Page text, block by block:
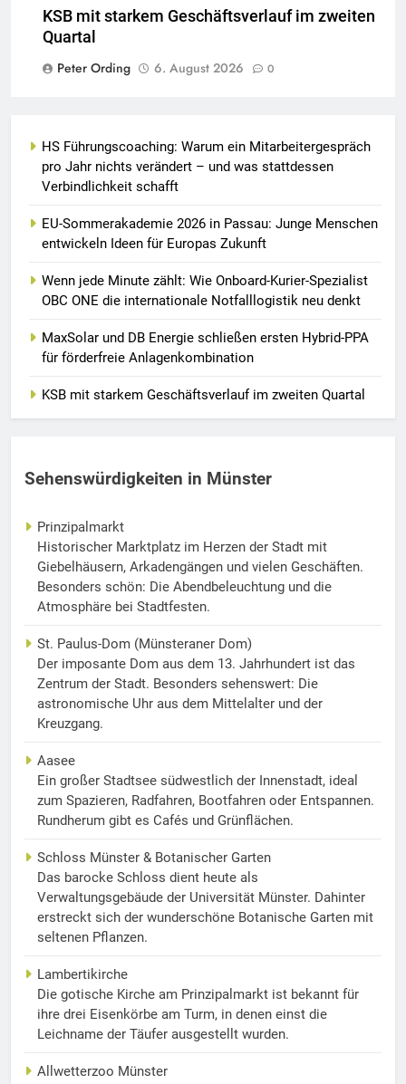
KSB mit starkem Geschäftsverlauf im zweiten
Quartal
Peter Ording
6. August 2026 0
HS Führungscoaching: Warum ein Mitarbeitergespräch
pro Jahr nichts verändert – und was stattdessen
Verbindlichkeit schafft
EU-Sommerakademie 2026 in Passau: Junge Menschen
entwickeln Ideen für Europas Zukunft
Wenn jede Minute zählt: Wie Onboard-Kurier-Spezialist
OBC ONE die internationale Notfalllogistik neu denkt
MaxSolar und DB Energie schließen ersten Hybrid-PPA
für förderfreie Anlagenkombination
KSB mit starkem Geschäftsverlauf im zweiten Quartal
Sehenswürdigkeiten in Münster
Prinzipalmarkt
Historischer Marktplatz im Herzen der Stadt mit
Giebelhäusern, Arkadengängen und vielen Geschäften.
Besonders schön: Die Abendbeleuchtung und die
Atmosphäre bei Stadtfesten.
St. Paulus-Dom (Münsteraner Dom)
Der imposante Dom aus dem 13. Jahrhundert ist das
Zentrum der Stadt. Besonders sehenswert: Die
astronomische Uhr aus dem Mittelalter und der
Kreuzgang.
Aasee
Ein großer Stadtsee südwestlich der Innenstadt, ideal
zum Spazieren, Radfahren, Bootfahren oder Entspannen.
Rundherum gibt es Cafés und Grünflächen.
Schloss Münster & Botanischer Garten
Das barocke Schloss dient heute als
Verwaltungsgebäude der Universität Münster. Dahinter
erstreckt sich der wunderschöne Botanische Garten mit
seltenen Pflanzen.
Lambertikirche
Die gotische Kirche am Prinzipalmarkt ist bekannt für
ihre drei Eisenkörbe am Turm, in denen einst die
Leichname der Täufer ausgestellt wurden.
Allwetterzoo Münster